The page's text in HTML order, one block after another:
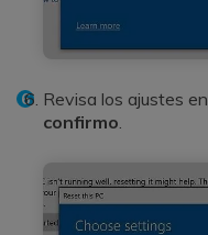
Revisa los ajustes
confirmo